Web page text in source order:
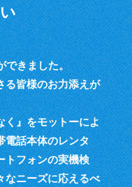
できました。
る皆様のお力添えが
く』をモットーによ
電話本体のレンタ
トフォンの実機検
なニーズに応えるべ